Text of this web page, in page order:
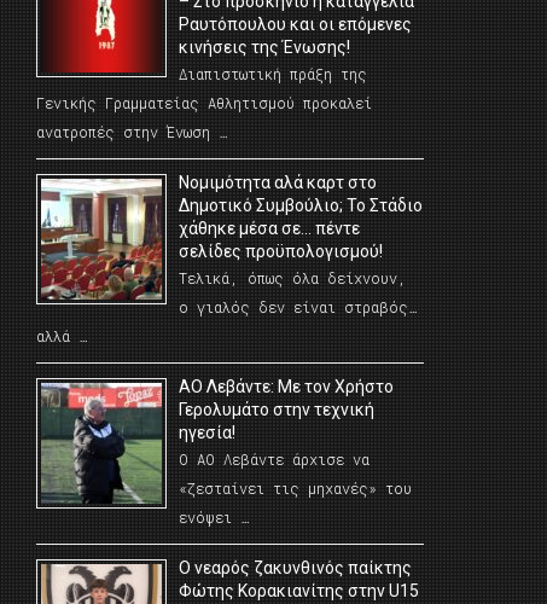
Ραυτόπουλου και οι επόμενες
κινήσεις της Ένωσης!
Διαπιστωτική πράξη της
Γενικής Γραμματείας Αθλητισμού προκαλεί
ανατροπές στην Ένωση …
Νομιμότητα αλά καρτ στο
Δημοτικό Συμβούλιο; Το Στάδιο
χάθηκε μέσα σε… πέντε
σελίδες προϋπολογισμού!
Τελικά, όπως όλα δείχνουν,
ο γιαλός δεν είναι στραβός…
αλλά …
ΑΟ Λεβάντε: Με τον Χρήστο
Γερολυμάτο στην τεχνική
ηγεσία!
Ο ΑΟ Λεβάντε άρχισε να
«ζεσταίνει τις μηχανές» του
ενόψει …
O νεαρός ζακυνθινός παίκτης
Φώτης Κορακιανίτης στην U15